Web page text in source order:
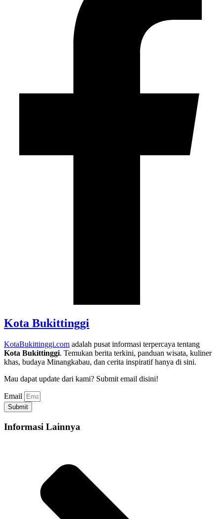
Kota Bukittinggi
KotaBukittinggi.com adalah pusat informasi terpercaya tentang
Kota Bukittinggi. Temukan berita terkini, panduan wisata, kuliner
khas, budaya Minangkabau, dan cerita inspiratif hanya di sini.
Mau dapat update dari kami? Submit email disini!
Email
Submit
Informasi Lainnya